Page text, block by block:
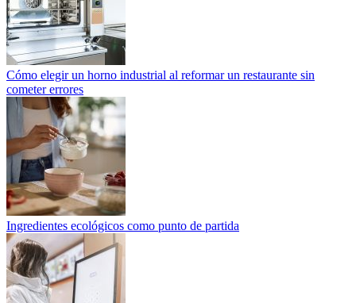
Cómo elegir un horno industrial al reformar un restaurante sin
cometer errores
Ingredientes ecológicos como punto de partida